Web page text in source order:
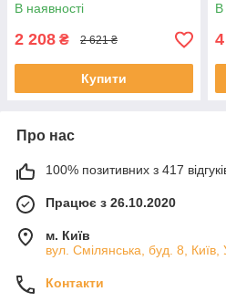
В наявності
2 208 ₴ 2 621 ₴
Купити
В
Про нас
100% позитивних з 417
Працює з 26.10.2020
м. Київ
вул. Смілянська, буд. 8, Київ,
Контакти